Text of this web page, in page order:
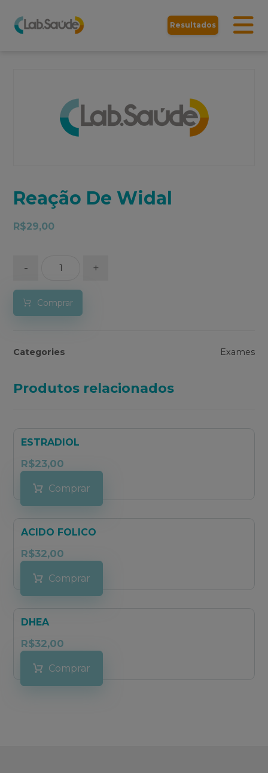
Resultados
Reação De Widal
R$29,00
- +
Comprar
Categories Exames
Produtos relacionados
ESTRADIOL
R$23,00
Comprar
ACIDO FOLICO
R$32,00
Comprar
DHEA
R$32,00
Comprar